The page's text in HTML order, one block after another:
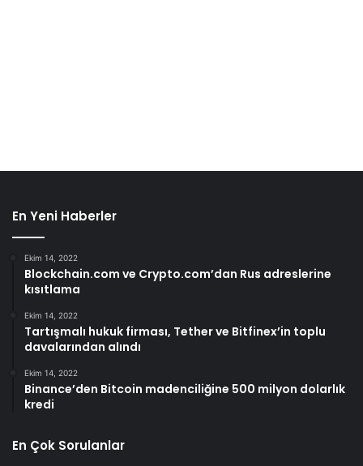
En Yeni Haberler
Ekim 14, 2022
Blockchain.com ve Crypto.com’dan Rus adreslerine
kısıtlama
Ekim 14, 2022
Tartışmalı hukuk firması, Tether ve Bitfinex’in toplu
davalarından alındı
Ekim 14, 2022
Binance’den Bitcoin madenciliğine 500 milyon dolarlık
kredi
En Çok Sorulanlar